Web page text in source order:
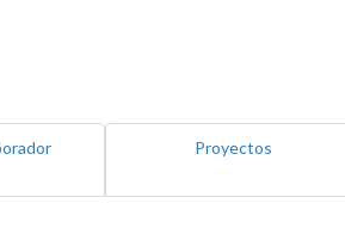
Proyectos